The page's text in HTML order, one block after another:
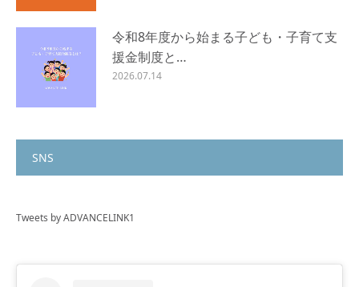
令和8年度から始まる子ども・子育て支
援金制度と…
2026.07.14
SNS
Tweets by ADVANCELINK1